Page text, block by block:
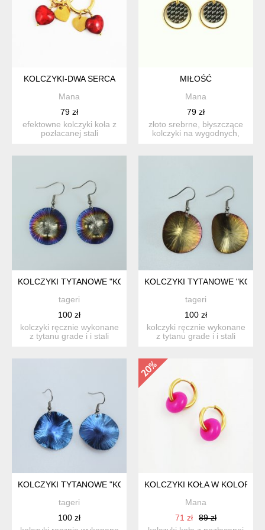
KOLCZYKI-DWA SERCA
Mana
79 zł
efektowne kolczyki koła z
pozłacanej stali
MIŁOŚĆ
Mana
79 zł
złoto srebrne, błyszczące
kolczyki na wygodnych,
KOLCZYKI TYTANOWE "KOŁA"
tageri
100 zł
kolczyki ręcznie wykonane
z tytanu grade i i stali
KOLCZYKI TYTANOWE "KOŁA"
tageri
100 zł
kolczyki ręcznie wykonane
z tytanu grade i i stali
KOLCZYKI TYTANOWE "KOŁA"
tageri
100 zł
KOLCZYKI KOŁA W KOLORZE
Mana
71 zł
89 zł